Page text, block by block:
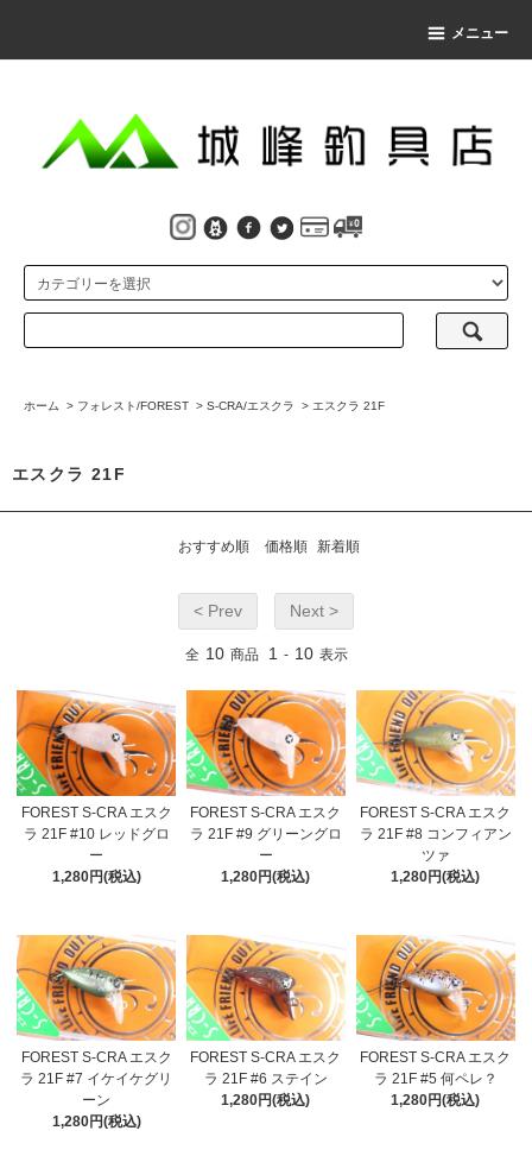
メニュー
ホーム > フォレスト/FOREST > S-CRA/エスクラ > エスクラ 21F
エスクラ 21F
おすすめ順 価格順 新着順
< Prev Next >
全 10 商品 1 - 10 表示
FOREST S-CRA エスク
ラ 21F #10 レッドグロ
ー
1,280円(税込)
FOREST S-CRA エスク
ラ 21F #9 グリーングロ
ー
1,280円(税込)
FOREST S-CRA エスク
ラ 21F #8 コンフィアン
ツァ
1,280円(税込)
FOREST S-CRA エスク
ラ 21F #7 イケイケグリ
ーン
1,280円(税込)
FOREST S-CRA エスク
ラ 21F #6 ステイン
1,280円(税込)
FOREST S-CRA エスク
ラ 21F #5 何ペレ？
1,280円(税込)